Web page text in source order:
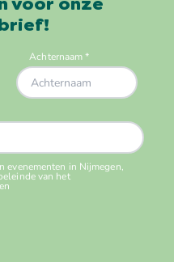
voor onze